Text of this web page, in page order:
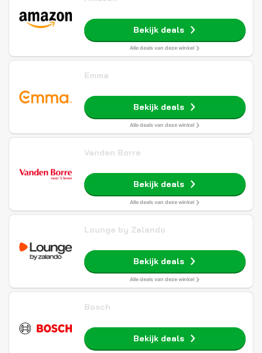
Bekijk deals
Alle deals van deze winkel
Emma
Bekijk deals
Alle deals van deze winkel
Vanden Borre
Bekijk deals
Alle deals van deze winkel
Lounge by Zalando
Bekijk deals
Alle deals van deze winkel
Bosch
Bekijk deals